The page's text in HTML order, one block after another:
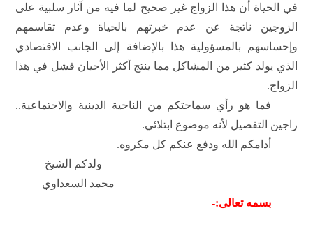
في الحياة أن هذا الزواج غير صحيح لما فيه من آثار سلبية على
الزوجين ناتجة عن عدم خبرتهم بالحياة وعدم تقاسمهم
وإحساسهم بالمسؤولية هذا بالإضافة إلى الجانب الاقتصادي
الذي يولد كثير من المشاكل مما ينتج أكثر الأحيان فشل في هذا
الزواج.
فما هو رأي سماحتكم من الناحية الدينية والاجتماعية..
راجين التفصيل لأنه موضوع ابتلائي.
أدامكم الله ودفع عنكم كل مكروه.
ولدكم الشيخ
محمد السعداوي
بسمه تعالى:-